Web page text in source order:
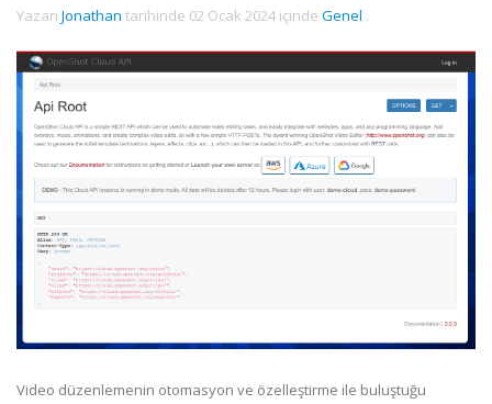
Yazan Jonathan tarihinde 02 Ocak 2024 içinde Genel .
Video düzenlemenin otomasyon ve özelleştirme ile buluştuğu